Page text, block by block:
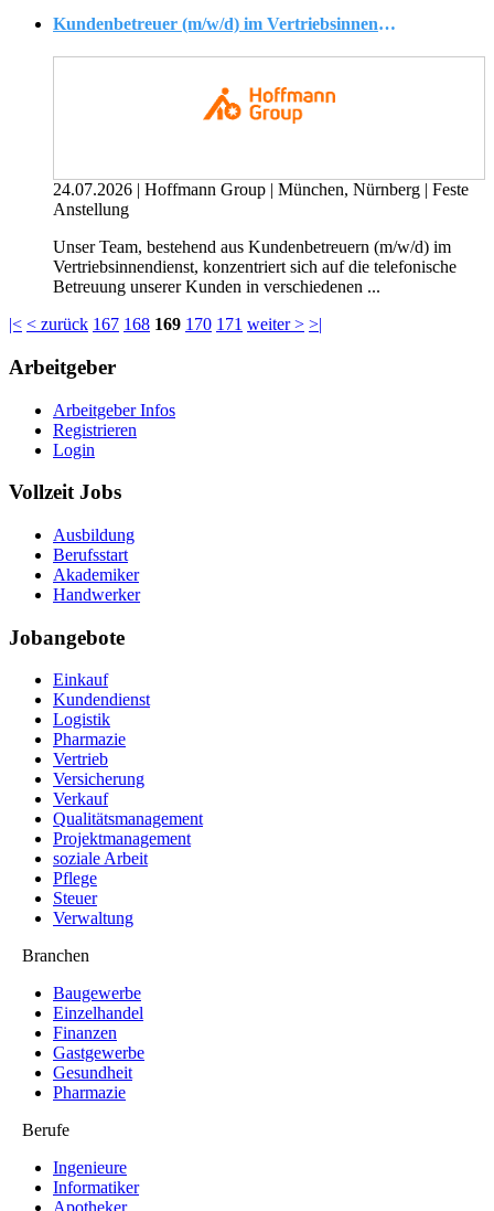
Kundenbetreuer (m/w/d) im Vertriebsinnendienst - Konzernkunden
24.07.2026 | Hoffmann Group | München, Nürnberg | Feste
Anstellung
Unser Team, bestehend aus Kundenbetreuern (m/w/d) im
Vertriebsinnendienst, konzentriert sich auf die telefonische
Betreuung unserer Kunden in verschiedenen ...
|< < zurück 167 168 169 170 171 weiter > >|
Arbeitgeber
Arbeitgeber Infos
Registrieren
Login
Vollzeit Jobs
Ausbildung
Berufsstart
Akademiker
Handwerker
Jobangebote
Einkauf
Kundendienst
Logistik
Pharmazie
Vertrieb
Versicherung
Verkauf
Qualitätsmanagement
Projektmanagement
soziale Arbeit
Pflege
Steuer
Verwaltung
Branchen
Baugewerbe
Einzelhandel
Finanzen
Gastgewerbe
Gesundheit
Pharmazie
Berufe
Ingenieure
Informatiker